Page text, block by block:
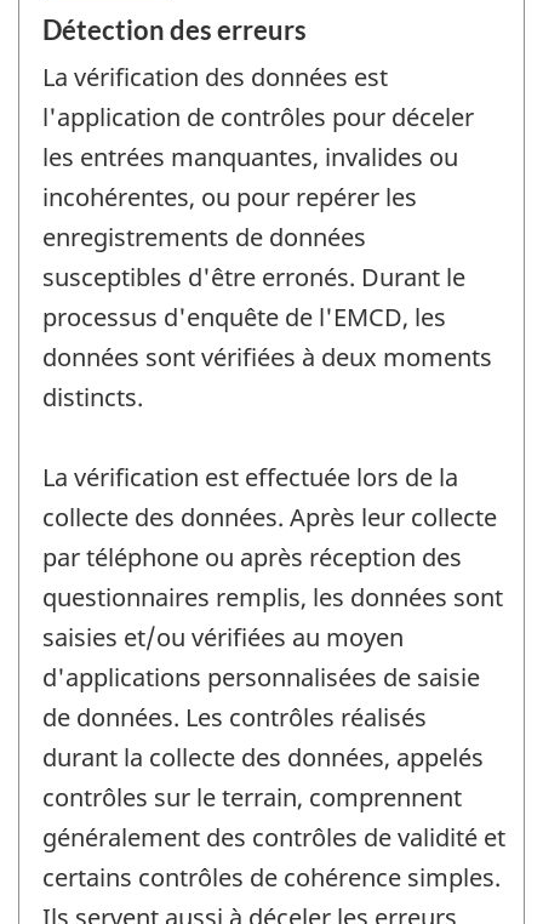
Détection des erreurs
La vérification des données est
l'application de contrôles pour déceler
les entrées manquantes, invalides ou
incohérentes, ou pour repérer les
enregistrements de données
susceptibles d'être erronés. Durant le
processus d'enquête de l'EMCD, les
données sont vérifiées à deux moments
distincts.
La vérification est effectuée lors de la
collecte des données. Après leur collecte
par téléphone ou après réception des
questionnaires remplis, les données sont
saisies et/ou vérifiées au moyen
d'applications personnalisées de saisie
de données. Les contrôles réalisés
durant la collecte des données, appelés
contrôles sur le terrain, comprennent
généralement des contrôles de validité et
certains contrôles de cohérence simples.
Ils servent aussi à déceler les erreurs